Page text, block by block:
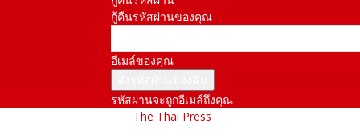
กู้คืนรหัสผ่านของคุณ
อีเมล์ของคุณ
รหัสผ่านจะถูกอีเมล์ถึงคุณ
The Thai Press